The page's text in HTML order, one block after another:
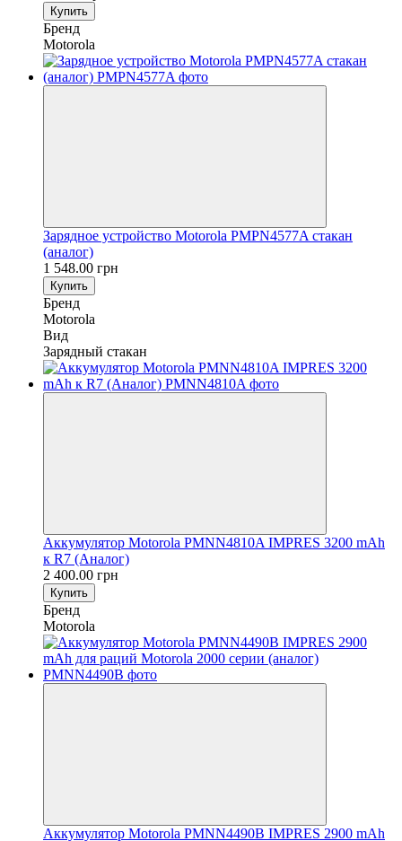
Купить
Бренд
Motorola
Зарядное устройство Motorola PMPN4577A стакан
(аналог)
1 548.00 грн
Купить
Бренд
Motorola
Вид
Зарядный стакан
Аккумулятор Motorola PMNN4810A IMPRES 3200 mAh
к R7 (Аналог)
2 400.00 грн
Купить
Бренд
Motorola
Аккумулятор Motorola PMNN4490B IMPRES 2900 mAh